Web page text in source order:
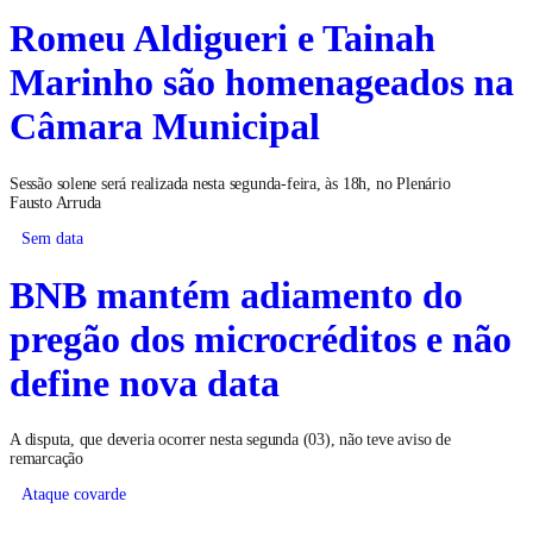
Romeu Aldigueri e Tainah
Marinho são homenageados na
Câmara Municipal
Sessão solene será realizada nesta segunda-feira, às 18h, no Plenário
Fausto Arruda
Sem data
BNB mantém adiamento do
pregão dos microcréditos e não
define nova data
A disputa, que deveria ocorrer nesta segunda (03), não teve aviso de
remarcação
Ataque covarde